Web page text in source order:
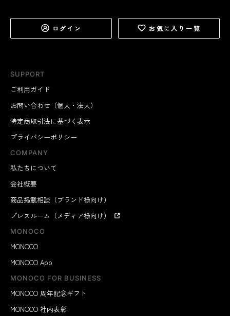
SUPPORT
ご利用ガイド
お問い合わせ（個人・法人）
特定商取引法に基づく表示
プライバシーポリシー
COMPANY
私たちについて
会社概要
商品掲載相談（ブランド様向け）
プレスルーム（メディア様向け）
MONOCO
MONOCO
MONOCO App
MONOCO FOR BUSINESS
MONOCO 周年記念ギフト
MONOCO 社内表彰
ログイン お気に入り一覧